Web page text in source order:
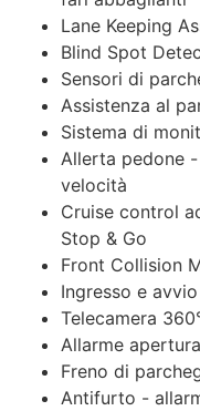
Lane Keeping
Blind Spot
Sensori di
Assistenza al
Sistema di
Allerta pedone
velocità
Cruise control
Stop & Go
Front Collision
Ingresso e
Telecamera
Allarme
Freno di
Antifurto -